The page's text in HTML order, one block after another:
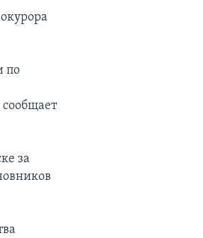
по
сообщает
за